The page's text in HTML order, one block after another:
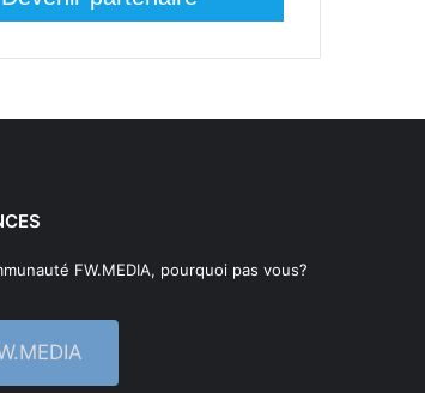
FW.MEDIA, pourquoi pas vous?